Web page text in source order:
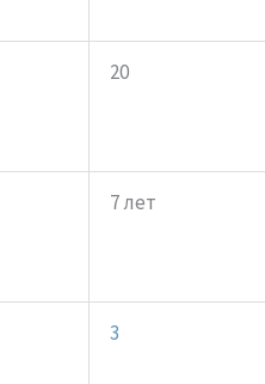
20
7 лет
3